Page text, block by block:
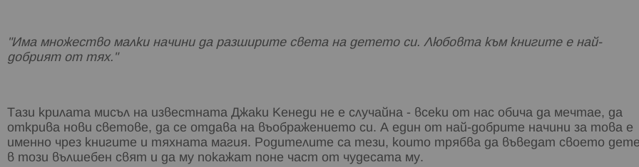
"Има множество малки начини да разширите света на детето си. Любовта към книгите е най-
добрият от тях."
Тази крилата мисъл на известната Джаки Кенеди не е случайна - всеки от нас обича да мечтае, да
открива нови светове, да се отдава на въображението си. А един от най-добрите начини за това е
именно чрез книгите и тяхната магия. Родителите са тези, които трябва да въведат своето
в този вълшебен свят и да му покажат поне част от чудесата му.